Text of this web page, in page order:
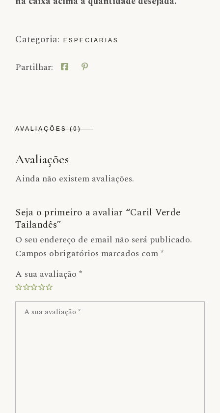
Categoria: ESPECIARIAS
Partilhar:
AVALIAÇÕES (0)
Avaliações
Ainda não existem avaliações.
Seja o primeiro a avaliar “Caril Verde
Tailandês”
O seu endereço de email não será publicado.
Campos obrigatórios marcados com*
A sua avaliação*